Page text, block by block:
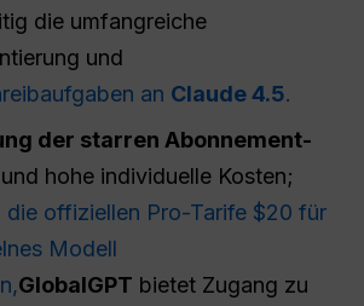
die umfangreiche
und
an Claude 4.5.
der starren Abonnement-
und hohe individuelle Kosten;
die offiziellen Pro-Tarife $20 für
Modell
GlobalGPT bietet Zugang zu